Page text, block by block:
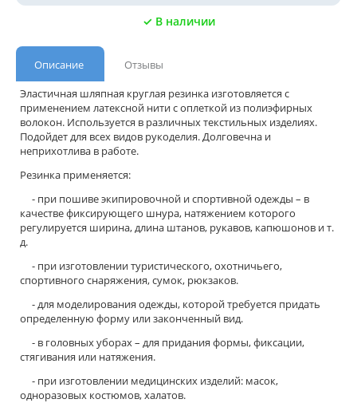
✓ В наличии
Описание
Отзывы
Эластичная шляпная круглая резинка изготовляется с
применением латексной нити с оплеткой из полиэфирных
волокон. Используется в различных текстильных изделиях.
Подойдет для всех видов рукоделия. Долговечна и
неприхотлива в работе.
Резинка применяется:
- при пошиве экипировочной и спортивной одежды – в
качестве фиксирующего шнура, натяжением которого
регулируется ширина, длина штанов, рукавов, капюшонов и т.
д.
- при изготовлении туристического, охотничьего,
спортивного снаряжения, сумок, рюкзаков.
- для моделирования одежды, которой требуется придать
определенную форму или законченный вид.
- в головных уборах – для придания формы, фиксации,
стягивания или натяжения.
- при изготовлении медицинских изделий: масок,
одноразовых костюмов, халатов.